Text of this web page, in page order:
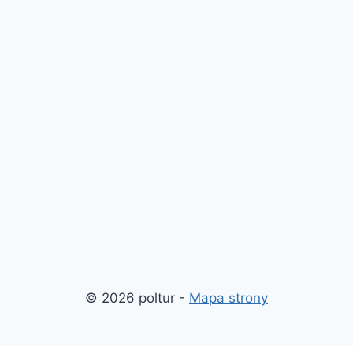
© 2026 poltur - Mapa strony